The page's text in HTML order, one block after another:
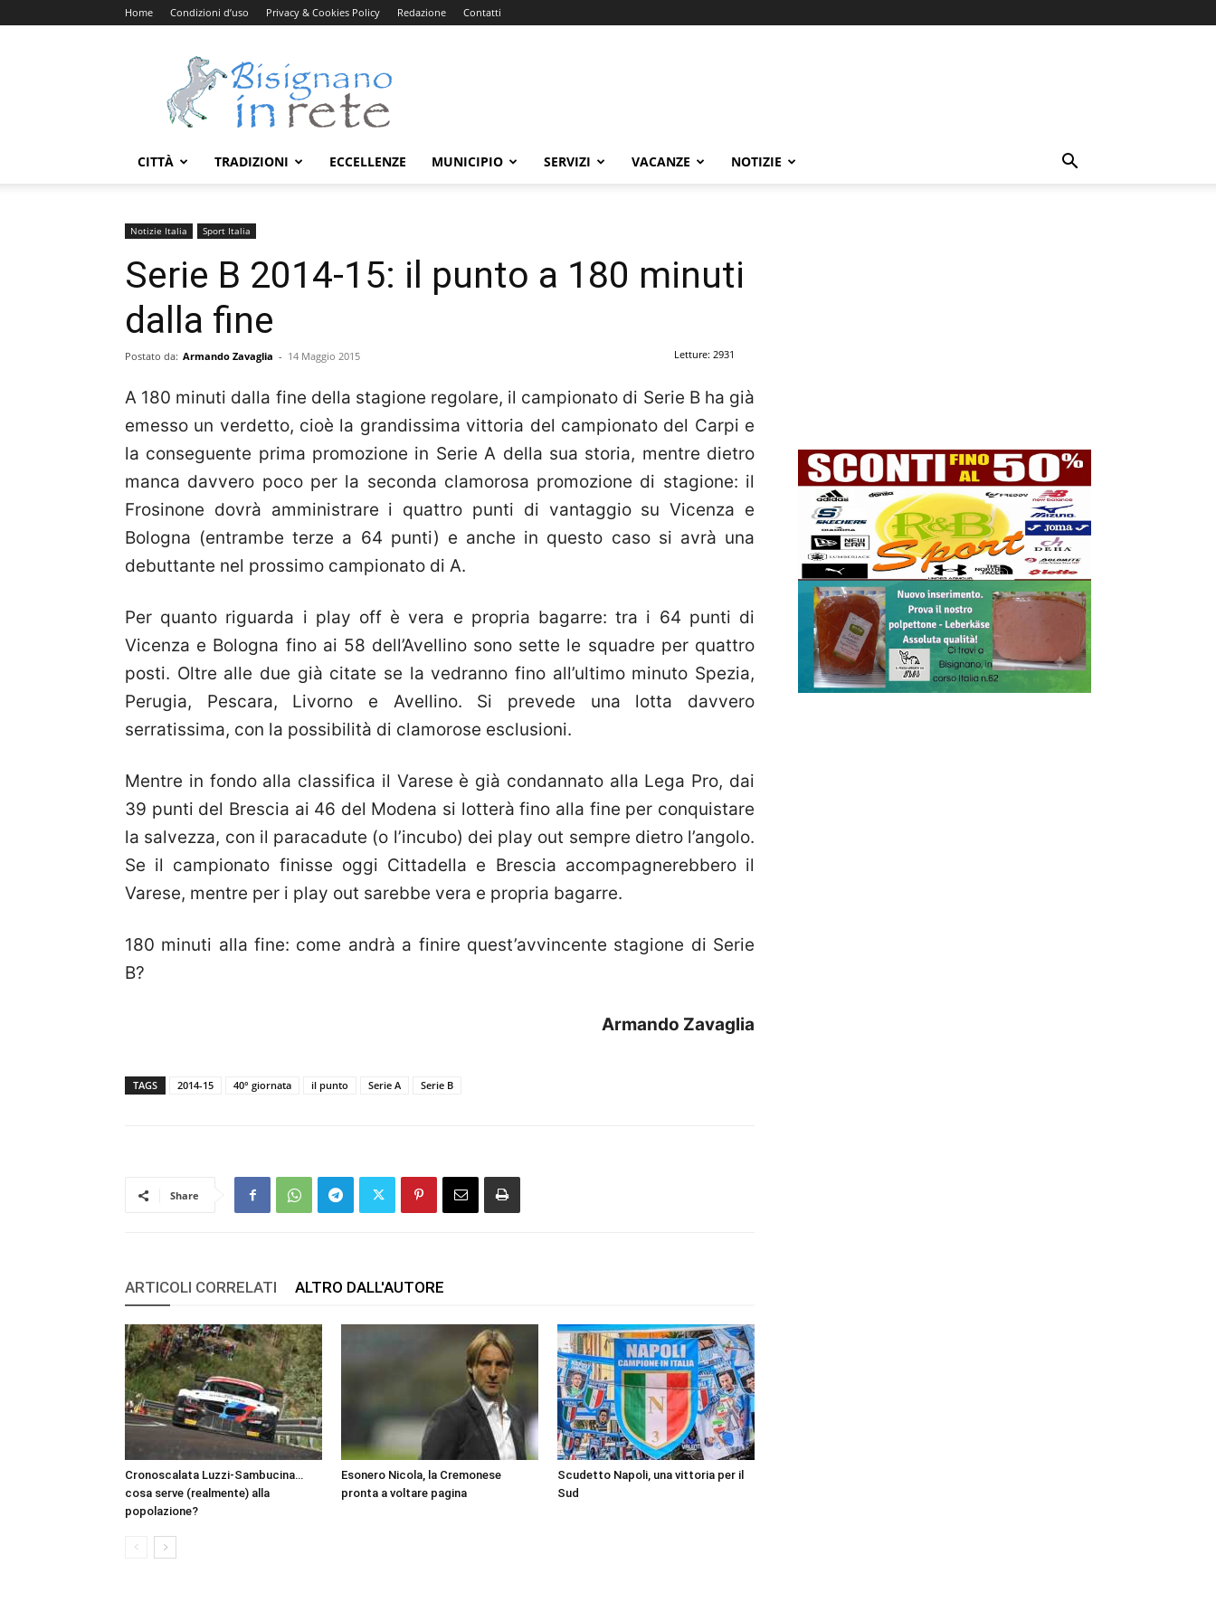
Home Condizioni d’uso Privacy & Cookies Policy Redazione Contatti
Bisignanoinrete.com
CITTÀ TRADIZIONI ECCELLENZE MUNICIPIO SERVIZI VACANZE NOTIZIE
Notizie Italia Sport Italia
Serie B 2014-15: il punto a 180 minuti
dalla fine
Postato da: Armando Zavaglia - 14 Maggio 2015 Letture: 2931
A 180 minuti dalla fine della stagione regolare, il campionato di Serie B ha già
emesso un verdetto, cioè la grandissima vittoria del campionato del Carpi e
la conseguente prima promozione in Serie A della sua storia, mentre dietro
manca davvero poco per la seconda clamorosa promozione di stagione: il
Frosinone dovrà amministrare i quattro punti di vantaggio su Vicenza e
Bologna (entrambe terze a 64 punti) e anche in questo caso si avrà una
debuttante nel prossimo campionato di A.
Per quanto riguarda i play off è vera e propria bagarre: tra i 64 punti di
Vicenza e Bologna fino ai 58 dell’Avellino sono sette le squadre per quattro
posti. Oltre alle due già citate se la vedranno fino all’ultimo minuto Spezia,
Perugia, Pescara, Livorno e Avellino. Si prevede una lotta davvero
serratissima, con la possibilità di clamorose esclusioni.
Mentre in fondo alla classifica il Varese è già condannato alla Lega Pro, dai
39 punti del Brescia ai 46 del Modena si lotterà fino alla fine per conquistare
la salvezza, con il paracadute (o l’incubo) dei play out sempre dietro l’angolo.
Se il campionato finisse oggi Cittadella e Brescia accompagnerebbero il
Varese, mentre per i play out sarebbe vera e propria bagarre.
180 minuti alla fine: come andrà a finire quest’avvincente stagione di Serie
B?
Armando Zavaglia
TAGS 2014-15 40° giornata il punto Serie A Serie B
Share
ARTICOLI CORRELATI ALTRO DALL'AUTORE
Cronoscalata Luzzi-Sambucina…
cosa serve (realmente) alla
popolazione?
Esonero Nicola, la Cremonese
pronta a voltare pagina
Scudetto Napoli, una vittoria per il
Sud